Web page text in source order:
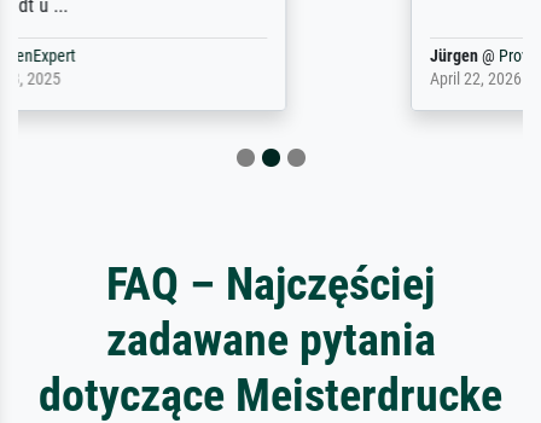
FAQ – Najczęściej
zadawane pytania
dotyczące Meisterdrucke